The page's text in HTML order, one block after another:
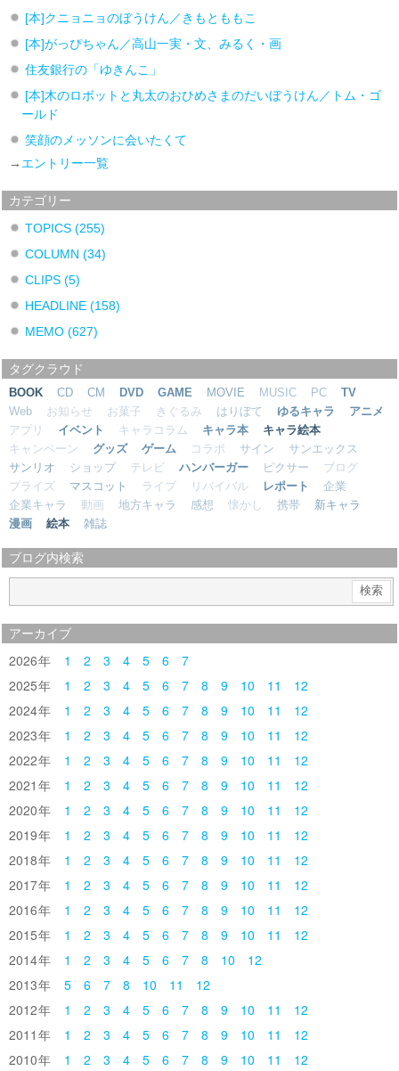
[本]クニョニョのぼうけん／きもとももこ
[本]がっぴちゃん／高山一実・文、みるく・画
住友銀行の「ゆきんこ」
[本]木のロボットと丸太のおひめさまのだいぼうけん／トム・ゴ
ールド
笑顔のメッソンに会いたくて
→ エントリー一覧
カテゴリー
TOPICS(255)
COLUMN(34)
CLIPS(5)
HEADLINE(158)
MEMO(627)
タグクラウド
BOOK CD CM DVD GAME MOVIE MUSIC PC
TV
Web
お知らせ お菓子 きぐるみ はりぼて ゆるキャラ
アニメ
アプリ
イベント キャラコラム キャラ本
キャラ絵本
キャンペーン
グッズ ゲーム コラボ サイン
サンエックス
サンリオ
ショップ テレビ ハンバーガー ピクサー
ブログ
プライズ
マスコット ライブ リバイバル レポート
企業
企業キャラ
動画 地方キャラ 感想 懐かし 携帯
新キャラ
漫画
絵本 雑誌
ブログ内検索
アーカイブ
2026 1 2 3 4 5 6
7
2025
1 2 3 4 5 6 7 8 9 10 11
12
2024
1 2 3 4 5 6 7 8 9 10 11
12
2023
1 2 3 4 5 6 7 8 9 10 11
12
2022
1 2 3 4 5 6 7 8 9 10 11
12
2021
1 2 3 4 5 6 7 8 9 10 11
12
2020
1 2 3 4 5 6 7 8 9 10 11
12
2019
1 2 3 4 5 6 7 8 9 10 11
12
2018
1 2 3 4 5 6 7 8 9 10 11
12
2017
1 2 3 4 5 6 7 8 9 10 11
12
2016
1 2 3 4 5 6 7 8 9 10 11
12
2015
1 2 3 4 5 6 7 8 9 10 11
12
2014
1 2 3 4 5 6 7 8 10
12
2013
5 6 7 8 10 11
12
2012
1 2 3 4 5 6 7 8 9 10 11
12
2011
1 2 3 4 5 6 7 8 9 10 11
12
2010
1 2 3 4 5 6 7 8 9 10 11 12